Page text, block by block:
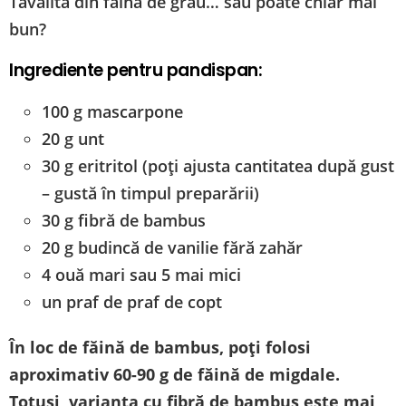
bun?
Ingrediente pentru pandispan:
100 g mascarpone
20 g unt
30 g eritritol (poți ajusta cantitatea după gust
– gustă în timpul preparării)
30 g fibră de bambus
20 g budincă de vanilie fără zahăr
4 ouă mari sau 5 mai mici
un praf de praf de copt
În loc de făină de bambus, poți folosi
aproximativ 60-90 g de făină de migdale.
Totuși, varianta cu fibră de bambus este mai